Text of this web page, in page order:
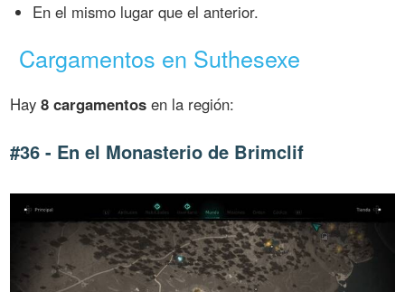
En el mismo lugar que el anterior.
Cargamentos en Suthesexe
Hay8 cargamentos en la región:
#36 - En el Monasterio de Brimclif